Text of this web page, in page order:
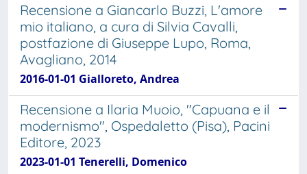
Recensione a Giancarlo Buzzi, L'amore
mio italiano, a cura di Silvia Cavalli,
postfazione di Giuseppe Lupo, Roma,
Avagliano, 2014
2016-01-01 Gialloreto, Andrea
Recensione a Ilaria Muoio, "Capuana e il
modernismo", Ospedaletto (Pisa), Pacini
Editore, 2023
2023-01-01 Tenerelli, Domenico